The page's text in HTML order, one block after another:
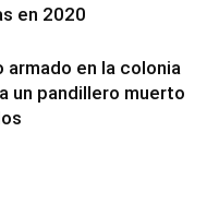
en 2020
en la colonia
un pandillero muerto